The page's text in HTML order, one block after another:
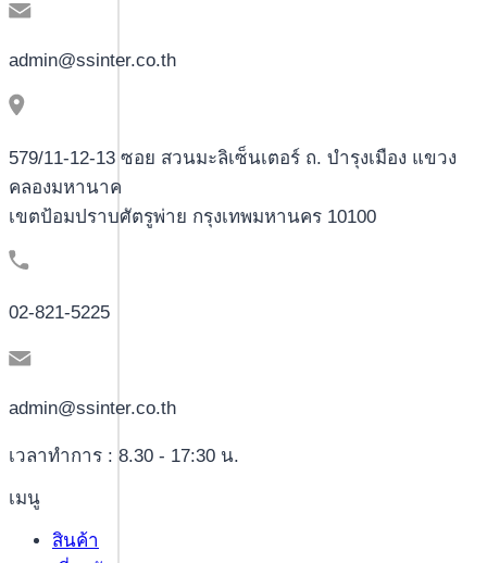
admin@ssinter.co.th
579/11-12-13 ซอย สวนมะลิเซ็นเตอร์ ถ. บำรุงเมือง แขวง
คลองมหานาค
เขตป้อมปราบศัตรูพ่าย กรุงเทพมหานคร 10100
02-821-5225
admin@ssinter.co.th
เวลาทำการ : 8.30 - 17:30 น.
เมนู
สินค้า